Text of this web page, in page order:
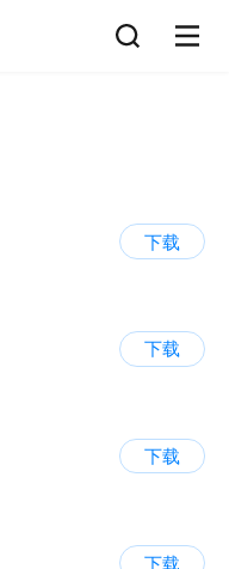
下载
下载
下载
下载